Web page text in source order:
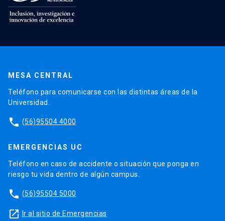
MESA CENTRAL
Teléfono para comunicarse con las distintas áreas de la
Universidad.
phone (56)95504 4000
EMERGENCIAS UC
Teléfono en caso de accidente o situación que ponga en
riesgo tu vida dentro de algún campus.
phone (56)95504 5000
launch Ir al sitio de Emergencias